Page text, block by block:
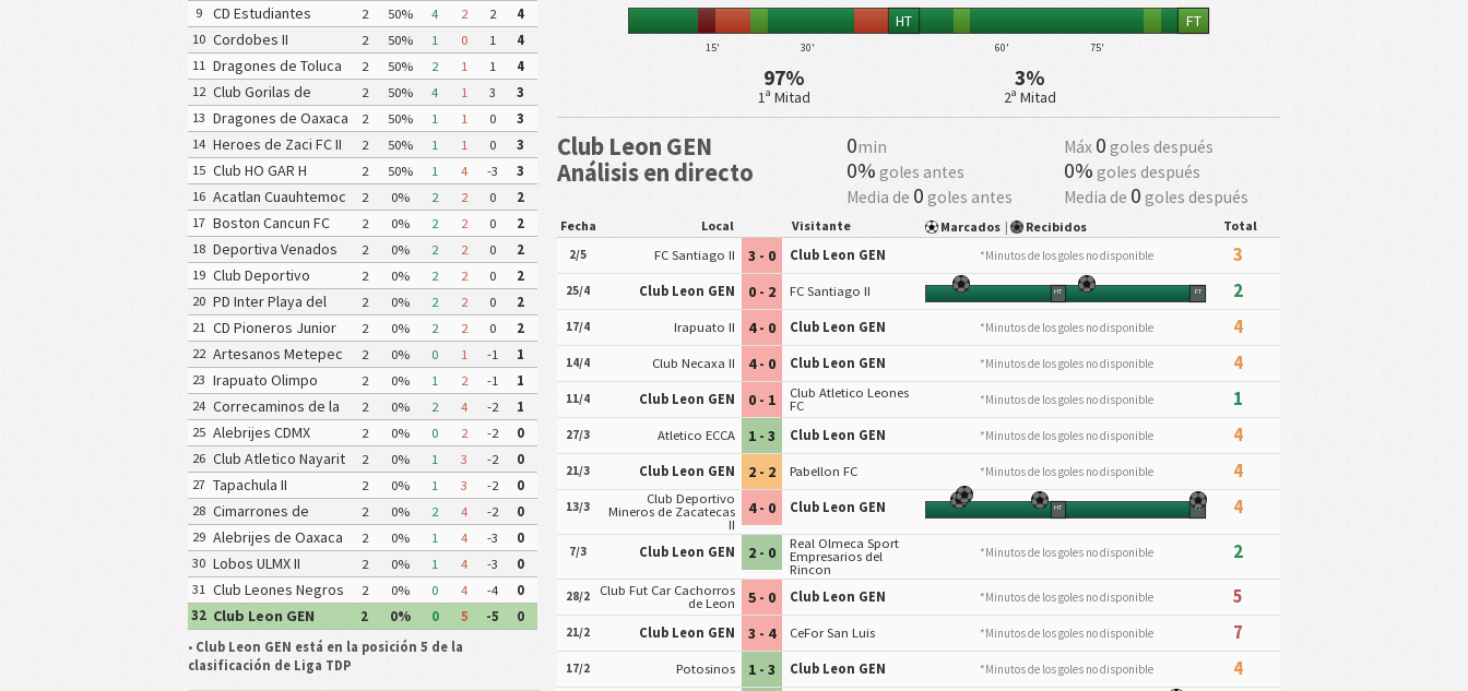
Michoacana
9
CD Estudiantes
Tecos II
2 50% 4 2 2
4
10 Cordobes II 2 50% 1 0 1
4
11 Dragones de Toluca
II
2 50% 2 1 1
4
12 Club Gorilas de
Juanacatlan II
2 50% 4 1 3
3
13 Dragones de Oaxaca
II
2 50% 1 1 0
3
14 Heroes de Zaci FC II 2 50% 1 1 0
3
15 Club HO GAR H
Matamoros Gavilanes
FC Matamoros II
2 50% 1 4 -3
3
16 Acatlan Cuauhtemoc
FC
2 0% 2 2 0
2
17 Boston Cancun FC 2 0% 2 2 0
2
18 Deportiva Venados
FC II
2 0% 2 2 0
2
19 Club Deportivo
Zitacuaro II
2 0% 2 2 0
2
20 PD Inter Playa del
Carmen AC II
2 0% 2 2 0
2
21 CD Pioneros Junior
CD Pioneros de
Cancun II
2 0% 2 2 0
2
22 Artesanos Metepec
FC II
2 0% 0 1 -1
1
23 Irapuato Olimpo 2 0% 1 2 -1
1
24 Correcaminos de la
UAT III
2 0% 2 4 -2
1
25 Alebrijes CDMX 2 0% 0 2 -2
0
26 Club Atletico Nayarit 2 0% 1 3 -2
0
27 Tapachula II 2 0% 1 3 -2
0
28 Cimarrones de
Sonora FC II
2 0% 2 4 -2
0
29 Alebrijes de Oaxaca
FC
2 0% 1 4 -3
0
30 Lobos ULMX II 2 0% 1 4 -3
0
31 Club Leones Negros
de la Universidad de
Guadalajara III
2 0% 0 4 -4
0
32 Club Leon GEN 2 0% 0 5 -5
0
• Club Leon GEN está en la posición 5 de la
clasificación de Liga TDP
15' 30'
HT
60' 75'
FT
97%
1ª Mitad
3%
2ª Mitad
Club Leon GEN
Análisis en directo
0min Máx 0 goles después
0% goles antes 0% goles después
Media de 0 goles antes Media de 0 goles después
Fecha Local Visitante Marcados| Recibidos Total
2/5 FC Santiago II 3 - 0 Club Leon GEN *Minutos de los goles no disponible 3
25/4 Club Leon GEN 0 - 2 FC Santiago II HT FT 2
17/4 Irapuato II 4 - 0 Club Leon GEN *Minutos de los goles no disponible 4
14/4 Club Necaxa II 4 - 0 Club Leon GEN *Minutos de los goles no disponible 4
11/4 Club Leon GEN 0 - 1
Club Atletico Leones
FC
*Minutos de los goles no disponible 1
27/3 Atletico ECCA 1 - 3 Club Leon GEN *Minutos de los goles no disponible 4
21/3 Club Leon GEN 2 - 2 Pabellon FC *Minutos de los goles no disponible 4
13/3
Club Deportivo
Mineros de Zacatecas
II
4 - 0 Club Leon GEN HT FT 4
7/3 Club Leon GEN 2 - 0
Real Olmeca Sport
Empresarios del
Rincon
*Minutos de los goles no disponible 2
28/2
Club Fut Car Cachorros
de Leon
5 - 0 Club Leon GEN *Minutos de los goles no disponible 5
21/2 Club Leon GEN 3 - 4 CeFor San Luis *Minutos de los goles no disponible 7
17/2 Potosinos 1 - 3 Club Leon GEN *Minutos de los goles no disponible 4